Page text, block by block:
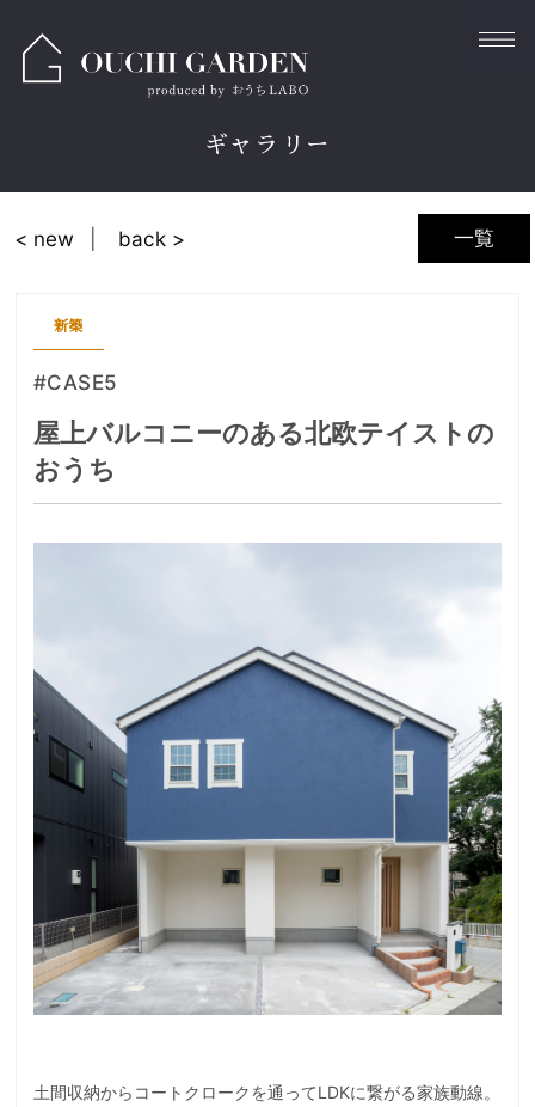
ギャラリー
一覧
< new back >
新築
#CASE5
屋上バルコニーのある北欧テイストの
おうち
土間収納からコートクロークを通ってLDKに繋がる家族動線。